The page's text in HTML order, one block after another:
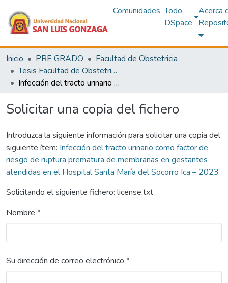
Comunidades Todo
DSpace
Acerca
Inicio PRE GRADO
Facultad de Obstetricia
Tesis Facultad de Obstetricia
Infección del tracto urinario como factor de riesgo de ruptura prematura de membranas en gestantes atendidas en el Hospital Santa María del Socorro Ica – 2023
Solicitar una copia del fichero
Introduzca la siguiente información para solicitar una copia del
siguiente ítem: Infección del tracto urinario como factor de
riesgo de ruptura prematura de membranas en gestantes
atendidas en el Hospital Santa María del Socorro Ica – 2023
Solicitando el siguiente fichero: license.txt
Nombre *
Su dirección de correo electrónico *